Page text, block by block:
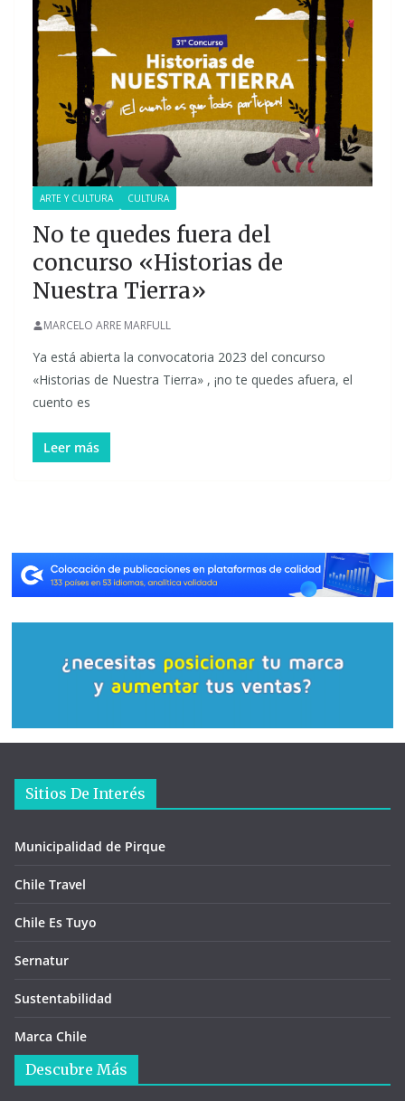
ARTE Y CULTURA CULTURA
No te quedes fuera del
concurso «Historias de
Nuestra Tierra»
MARCELO ARRE MARFULL
Ya está abierta la convocatoria 2023 del concurso
«Historias de Nuestra Tierra» , ¡no te quedes afuera, el
cuento es
Leer más
Sitios De Interés
Municipalidad de Pirque
Chile Travel
Chile Es Tuyo
Sernatur
Sustentabilidad
Marca Chile
Descubre Más